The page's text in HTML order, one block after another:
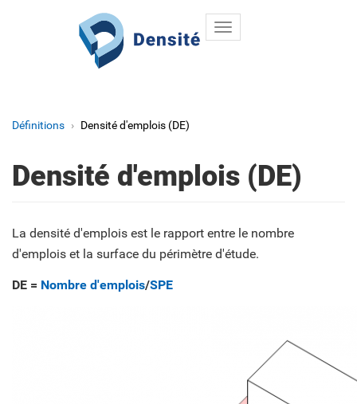
Aller au contenu principal
Toggle
Définitions Densité d'emplois (DE)
Densité d'emplois (DE)
La densité d'emplois est le rapport entre le nombre
d'emplois et la surface du périmètre d'étude.
DE = Nombre d'emplois/SPE